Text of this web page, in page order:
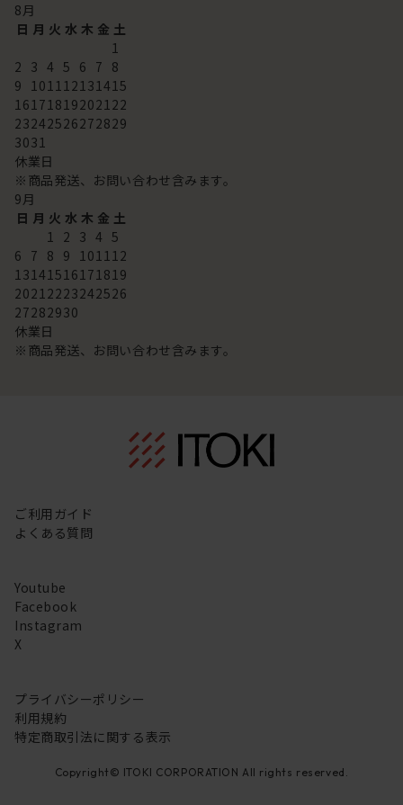
8月
日 月 火 水 木 金 土
1
2 3 4 5 6 7 8
9 101112131415
16171819202122
23242526272829
3031
休業日
※商品発送、お問い合わせ含みます。
9月
日 月 火 水 木 金 土
1 2 3 4 5
6 7 8 9 101112
13141516171819
20212223242526
27282930
休業日
※商品発送、お問い合わせ含みます。
ご利用ガイド
よくある質問
Youtube
Facebook
Instagram
X
プライバシーポリシー
利用規約
特定商取引法に関する表示
Copyright© ITOKI CORPORATION All rights reserved.